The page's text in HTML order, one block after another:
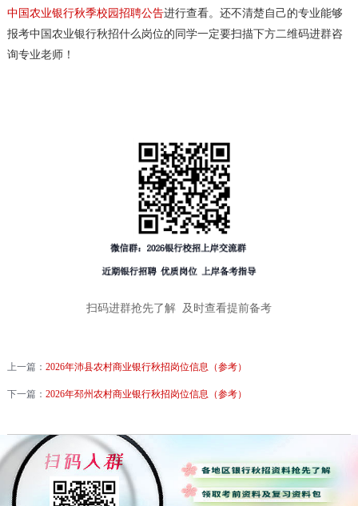
中国农业银行秋季校园招聘公告进行查看。还不清楚自己的专业能够
报考中国农业银行秋招什么岗位的同学一定要扫描下方二维码进群咨
询专业老师！
扫码进群抢先了解 及时查看提前备考
上一篇： 2026年沛县农村商业银行秋招岗位信息（参考）
下一篇： 2026年邳州农村商业银行秋招岗位信息（参考）